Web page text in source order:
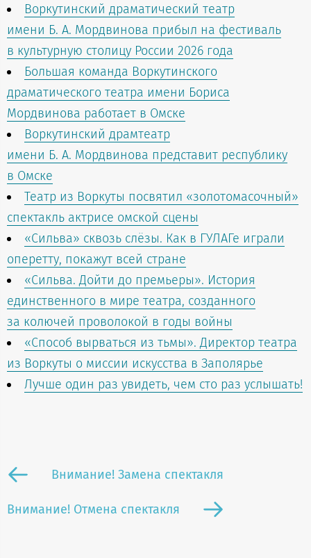
Воркутинский драматический театр
имени Б. А. Мордвинова прибыл на фестиваль
в культурную столицу России 2026 года
Большая команда Воркутинского
драматического театра имени Бориса
Мордвинова работает в Омске
Воркутинский драмтеатр
имени Б. А. Мордвинова представит республику
в Омске
Театр из Воркуты посвятил «золотомасочный»
спектакль актрисе омской сцены
«Сильва» сквозь слёзы. Как в ГУЛАГе играли
оперетту, покажут всей стране
«Сильва. Дойти до премьеры». История
единственного в мире театра, созданного
за колючей проволокой в годы войны
«Способ вырваться из тьмы». Директор театра
из Воркуты о миссии искусства в Заполярье
Лучше один раз увидеть, чем сто раз услышать!
Внимание! Замена спектакля
Внимание! Отмена спектакля